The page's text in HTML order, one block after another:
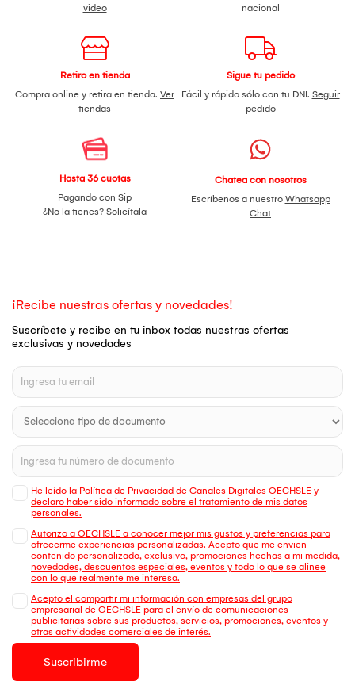
video
nacional
Retiro en tienda
Compra online y retira en tienda. Ver
tiendas
Sigue tu pedido
Fácil y rápido sólo con tu DNI. Seguir
pedido
Hasta 36 cuotas
Pagando con Sip
¿No la tienes? Solicítala
Chatea con nosotros
Escríbenos a nuestro Whatsapp
Chat
¡Recibe nuestras ofertas y novedades!
Suscríbete y recibe en tu inbox todas nuestras ofertas
exclusivas y novedades
He leído la Política de Privacidad de Canales Digitales OECHSLE y
declaro haber sido informado sobre el tratamiento de mis datos
personales.
Autorizo a OECHSLE a conocer mejor mis gustos y preferencias para
ofrecerme experiencias personalizadas. Acepto que me envien
contenido personalizado, exclusivo, promociones hechas a mi medida,
novedades, descuentos especiales, eventos y todo lo que se alinee
con lo que realmente me interesa.
Acepto el compartir mi información con empresas del grupo
empresarial de OECHSLE para el envío de comunicaciones
publicitarias sobre sus productos, servicios, promociones, eventos y
otras actividades comerciales de interés.
Suscribirme